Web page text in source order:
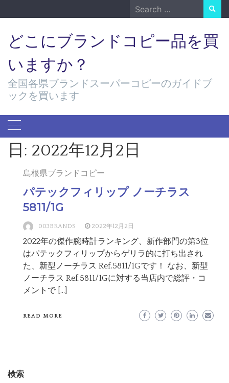
to
Search
for:
どこにブランドコピー品を買
いますか？
全国各県ブランドスーパーコピーのガイドブ
ックを買います
日: 2022年12月2日
島根県ブランドコピー
パテックフィリップ ノーチラス
5811/1G
003BRANDS 2022年12月2日
2022年の傑作腕時計ランキング、新作部門の第3位
はパテックフィリップからゲリラ的に打ち出され
た、新型ノーチラス Ref.5811/1Gです！ なお、新型
ノーチラス Ref.5811/1Gに対する当店内で総評・コ
メントで […]
READ MORE
検索